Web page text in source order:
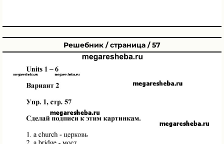
Решебник / страница / 57